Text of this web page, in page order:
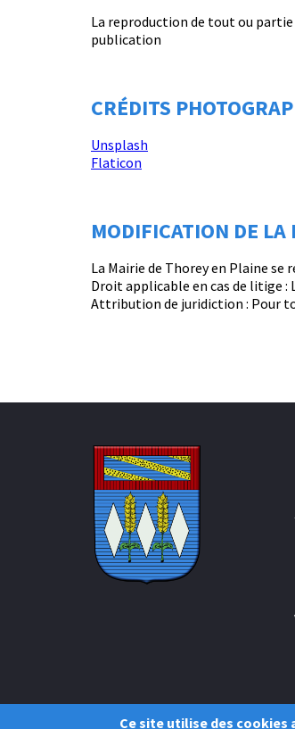
La reproduction de tout ou
publication
CRÉDITS
Unsplash
Flaticon
MODIFICATION DE LA
La Mairie de Thorey en Plaine
Droit applicable en cas de litige
Attribution de juridiction : Pour
Ce site utilise des